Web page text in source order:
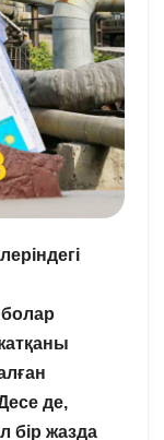
де,
бір жазда